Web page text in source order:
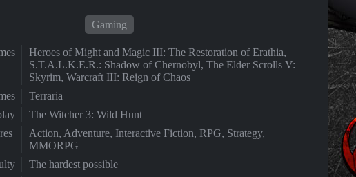
Gaming
Heroes of Might and Magic III: The Restoration of Erathia,
S.T.A.L.K.E.R.: Shadow of Chernobyl, The Elder Scrolls V:
Skyrim, Warcraft III: Reign of Chaos
Terraria
The Witcher 3: Wild Hunt
Action, Adventure, Interactive Fiction, RPG, Strategy,
MMORPG
The hardest possible